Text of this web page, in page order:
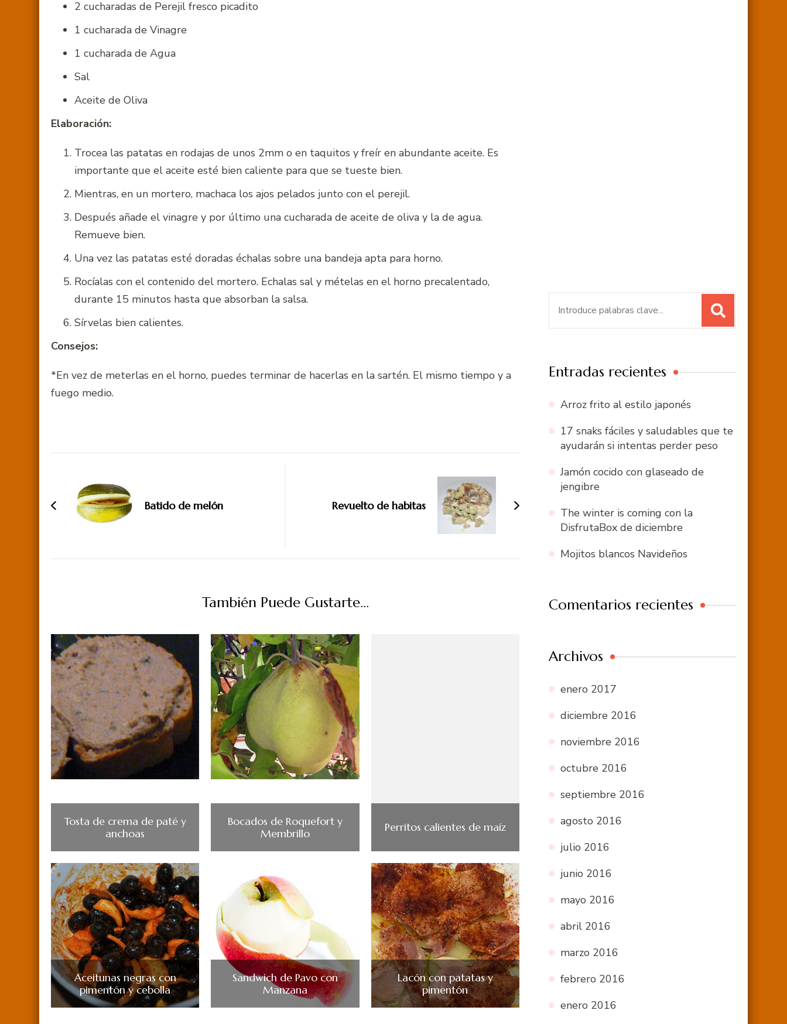
2 cucharadas de Perejil fresco picadito
1 cucharada de Vinagre
1 cucharada de Agua
Sal
Aceite de Oliva
Elaboración:
Trocea las patatas en rodajas de unos 2mm o en taquitos y freír en abundante aceite. Es
importante que el aceite esté bien caliente para que se tueste bien.
Mientras, en un mortero, machaca los ajos pelados junto con el perejil.
Después añade el vinagre y por último una cucharada de aceite de oliva y la de agua.
Remueve bien.
Una vez las patatas esté doradas échalas sobre una bandeja apta para horno.
Rocíalas con el contenido del mortero. Echalas sal y mételas en el horno precalentado,
durante 15 minutos hasta que absorban la salsa.
Sírvelas bien calientes.
Consejos:
*En vez de meterlas en el horno, puedes terminar de hacerlas en la sartén. El mismo tiempo y a
fuego medio.
entradas
Batido de melón Revuelto de habitas
También Puede Gustarte...
Tosta de crema de paté y
anchoas
Bocados de Roquefort y
Membrillo
Perritos calientes de maíz
Aceitunas negras con
pimentón y cebolla
Sandwich de Pavo con
Manzana
Lacón con patatas y
pimentón
Entradas recientes
Arroz frito al estilo japonés
17 snaks fáciles y saludables que te
ayudarán si intentas perder peso
Jamón cocido con glaseado de
jengibre
The winter is coming con la
DisfrutaBox de diciembre
Mojitos blancos Navideños
Comentarios recientes
Archivos
enero 2017
diciembre 2016
noviembre 2016
octubre 2016
septiembre 2016
agosto 2016
julio 2016
junio 2016
mayo 2016
abril 2016
marzo 2016
febrero 2016
enero 2016